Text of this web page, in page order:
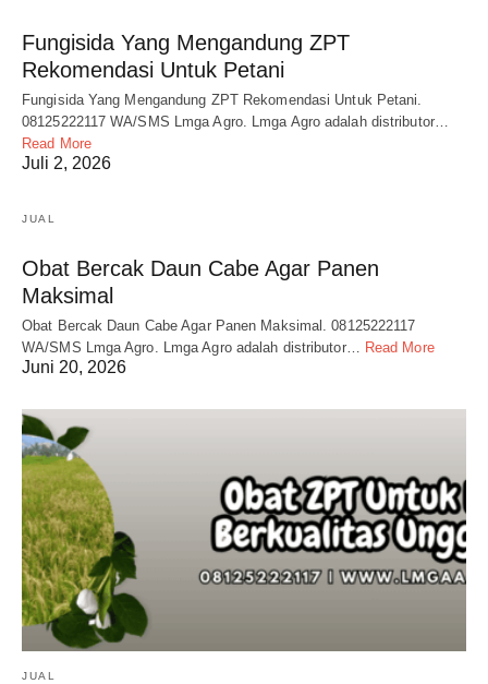
Fungisida Yang Mengandung ZPT
Rekomendasi Untuk Petani
Fungisida Yang Mengandung ZPT Rekomendasi Untuk Petani.
08125222117 WA/SMS Lmga Agro. Lmga Agro adalah distributor…
Read More
Juli 2, 2026
JUAL
Obat Bercak Daun Cabe Agar Panen
Maksimal
Obat Bercak Daun Cabe Agar Panen Maksimal. 08125222117
WA/SMS Lmga Agro. Lmga Agro adalah distributor…
Read More
Juni 20, 2026
JUAL